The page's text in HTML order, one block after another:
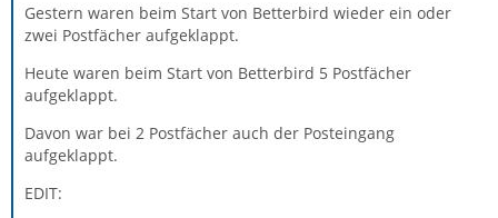
Gestern waren beim Start von Betterbird wieder ein oder
zwei Postfächer aufgeklappt.
Heute waren beim Start von Betterbird 5 Postfächer
aufgeklappt.
Davon war bei 2 Postfächer auch der Posteingang
aufgeklappt.
EDIT: